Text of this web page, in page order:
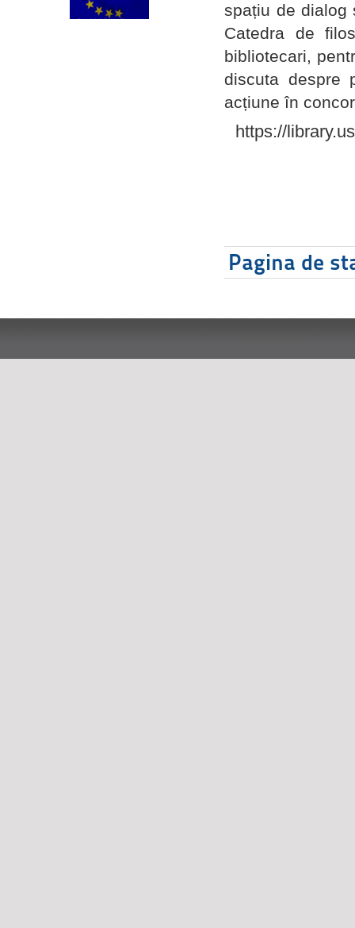
spațiu de dialog
Catedra de
bibliotecari,
discuta despre
acțiune în
https://
Pagina de